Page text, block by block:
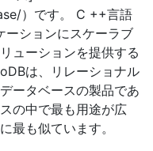
）です。 C ++言語
ーションにスケーラブ
ューションを提供する
は、リレーショナル
ータベースの製品であ
の中で最も用途が広
最も似ています。